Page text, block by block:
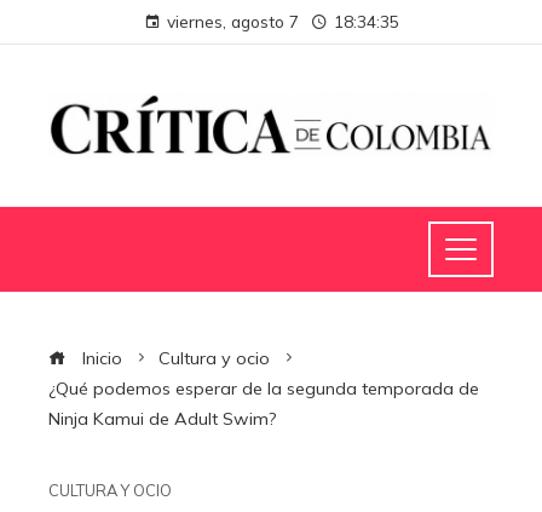
viernes, agosto 7 18:34:36
Inicio
Cultura y ocio
¿Qué podemos esperar de la segunda temporada de
Ninja Kamui de Adult Swim?
CULTURA Y OCIO